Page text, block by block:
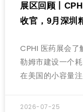
展区回顾丨
收官，9月深圳
CPHI 医药展会
勒姆市建设一个
在美国的小容量
2026-07-25